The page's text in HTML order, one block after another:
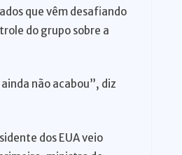
que vêm desafiando
do grupo sobre a
não acabou”, diz
dos EUA veio